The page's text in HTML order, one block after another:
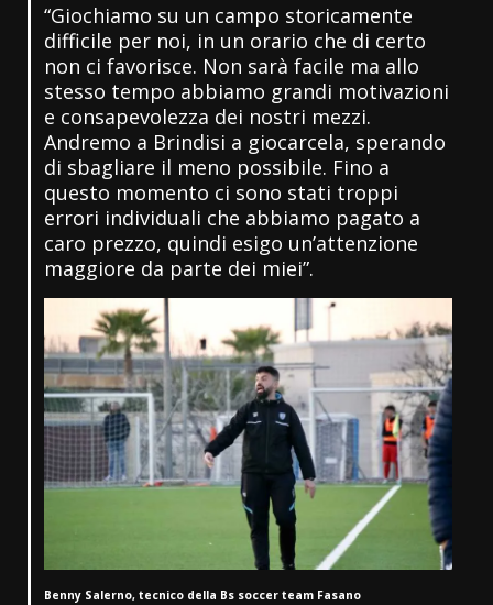
“Giochiamo su un campo storicamente
difficile per noi, in un orario che di certo
non ci favorisce. Non sarà facile ma allo
stesso tempo abbiamo grandi motivazioni
e consapevolezza dei nostri mezzi.
Andremo a Brindisi a giocarcela, sperando
di sbagliare il meno possibile. Fino a
questo momento ci sono stati troppi
errori individuali che abbiamo pagato a
caro prezzo, quindi esigo un’attenzione
maggiore da parte dei miei”.
Benny Salerno, tecnico della Bs soccer team Fasano